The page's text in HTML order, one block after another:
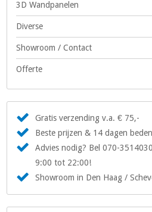
3D Wandpanelen
Diverse
Showroom / Contact
Offerte
Gratis verzending v.a. € 75,-
Beste prijzen & 14 dagen
Advies nodig? Bel 070-
9:00 tot 22:00!
Showroom in Den Haag /